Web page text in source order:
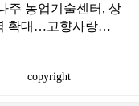
주 농업기술센터, 상
확대…고향사랑기
copyright